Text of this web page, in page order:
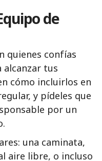
de
quienes confías
alcanzar tus
cómo incluirlos en
y pídeles que
por un
una caminata,
aire libre, o incluso